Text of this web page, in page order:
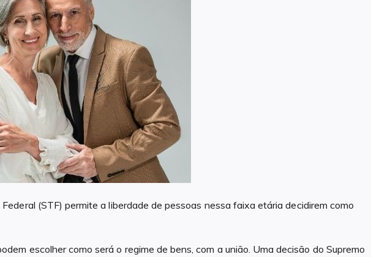
(STF) permite a liberdade de pessoas nessa faixa etária decidirem como
escolher como será o regime de bens, com a união. Uma decisão do Supremo